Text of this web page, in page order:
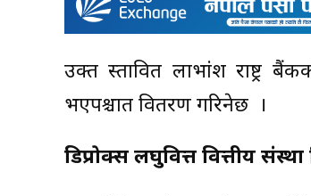
उक्त प्रस्तावित लाभांश
भएपश्चात वितरण गरिनेछ ।
डिप्राेक्स लघुवित्त वित्तीय